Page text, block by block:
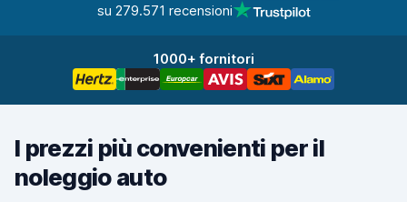
su 279.571 recensioni
1000+ fornitori
I prezzi più convenienti per il
noleggio auto